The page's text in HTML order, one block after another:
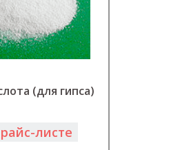
(для гипса)
листе